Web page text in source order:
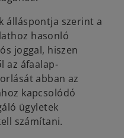
álláspontja szerint a
hasonló
joggal, hiszen
az áfaalap-
abban az
kapcsolódó
ügyletek
számítani.